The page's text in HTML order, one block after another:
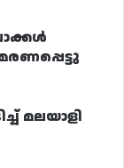
മലയാളി